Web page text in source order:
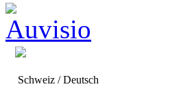
Schweiz / Deutsch